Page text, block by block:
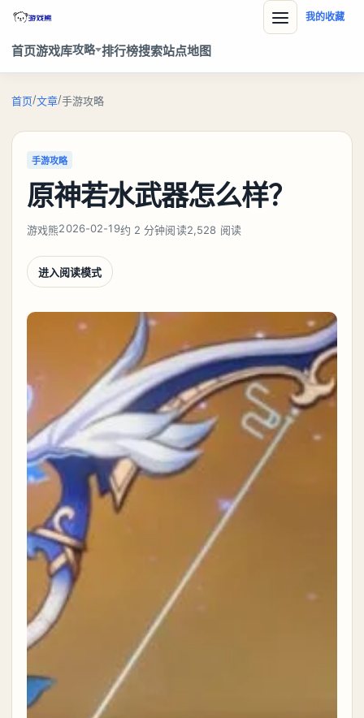
首页游戏库攻略 排行榜搜索站点地图
我的收藏
首页/文章/手游攻略
手游攻略
原神若水武器怎么样？
游戏熊2026-02-19约 2 分钟阅读2,528 阅读
进入阅读模式